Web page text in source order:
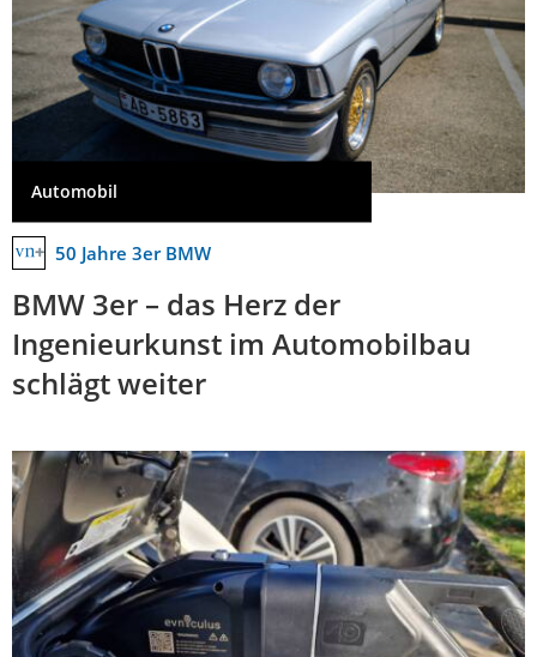
Automobil
50 Jahre 3er BMW
BMW 3er – das Herz der
Ingenieurkunst im Automobilbau
schlägt weiter